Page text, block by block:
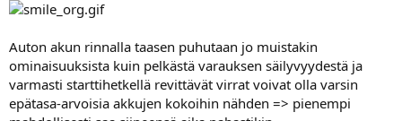
Auton akun rinnalla taasen puhutaan jo muistakin
ominaisuuksista kuin pelkästä varauksen säilyvyydestä ja
varmasti starttihetkellä revittävät virrat voivat olla varsin
epätasa-arvoisia akkujen kokoihin nähden => pienempi